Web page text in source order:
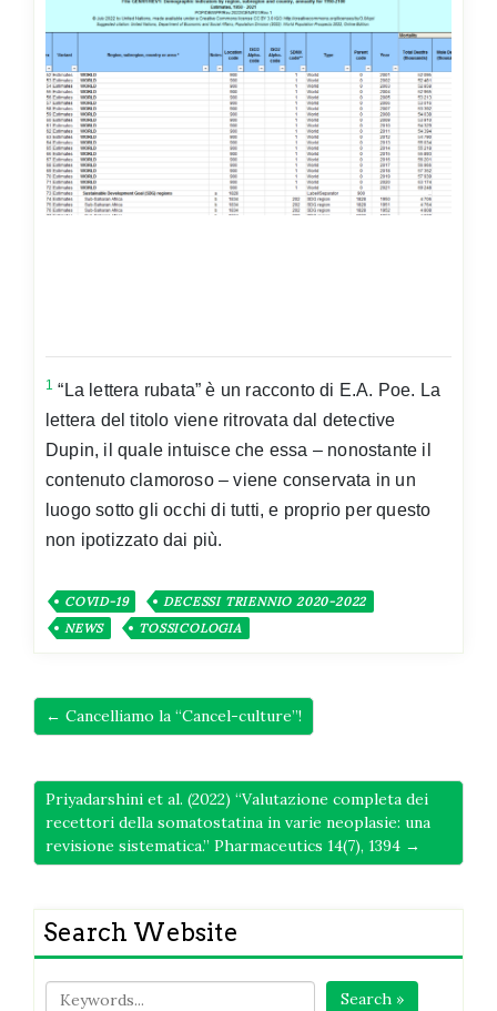
1 “La lettera rubata” è un racconto di E.A. Poe. La
lettera del titolo viene ritrovata dal detective
Dupin, il quale intuisce che essa – nonostante il
contenuto clamoroso – viene conservata in un
luogo sotto gli occhi di tutti, e proprio per questo
non ipotizzato dai più.
COVID-19
DECESSI TRIENNIO 2020-2022
NEWS
TOSSICOLOGIA
← Cancelliamo la “Cancel-culture”!
Priyadarshini et al. (2022) “Valutazione completa dei
recettori della somatostatina in varie neoplasie: una
revisione sistematica.” Pharmaceutics 14(7), 1394 →
Search Website
Search »